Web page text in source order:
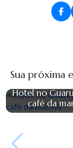
Sua próxima
Hotel no
café da